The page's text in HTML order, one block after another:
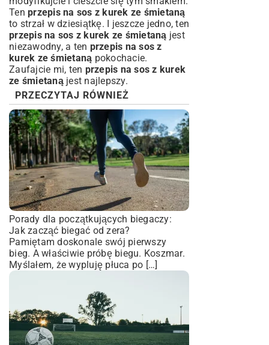
Ten przepis na sos z kurek ze śmietaną
to strzał w dziesiątkę. I jeszcze jedno, ten
przepis na sos z kurek ze śmietaną jest
niezawodny, a ten przepis na sos z
kurek ze śmietaną pokochacie.
Zaufajcie mi, ten przepis na sos z kurek
ze śmietanąjest najlepszy.
PRZECZYTAJ RÓWNIEŻ
Porady dla początkujących biegaczy:
Jak zacząć biegać od zera?
Pamiętam doskonale swój pierwszy
bieg. A właściwie próbę biegu. Koszmar.
Myślałem, że wypluję płuca po […]